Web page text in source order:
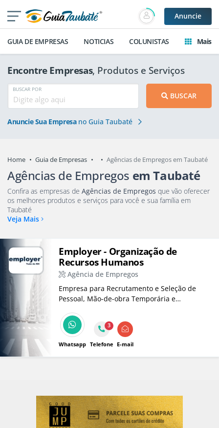
Anuncie
GUIA DE EMPRESAS NOTICIAS COLUNISTAS Mais
Encontre Empresas, Produtos e Serviços
BUSCAR POR
BUSCAR
Anuncie Sua Empresano Guia Taubaté
Home Guia de Empresas Agências de Empregos em Taubaté
Agências de Empregos em Taubaté
Confira as empresas de Agências de Empregos que vão oferecer
os melhores produtos e serviços para você e sua família em
Taubaté
Veja Mais
Employer - Organização de
Recursos Humanos
Agência de Empregos
Empresa para Recrutamento e Seleção de
Pessoal, Mão-de-obra Temporária e
Currículos, Plataforma de Benefícios.
Whatsapp
3
Telefone E-mail